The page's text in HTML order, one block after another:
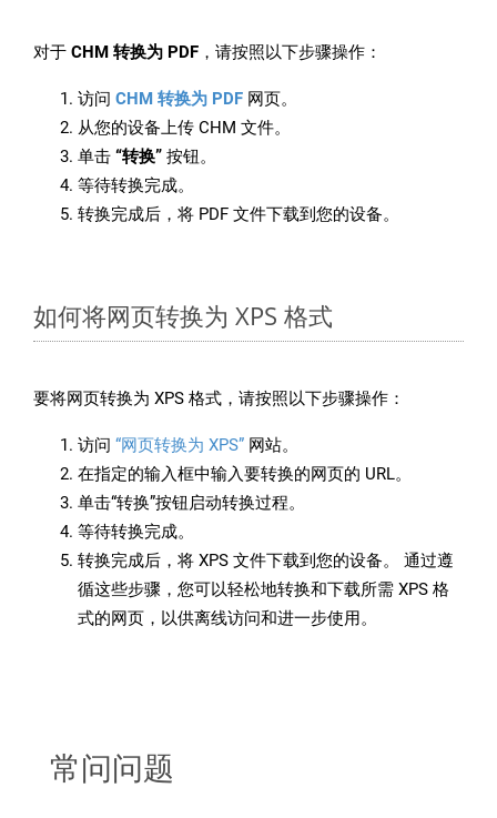
对于 CHM 转换为 PDF ，请按照以下步骤操作：
访问 CHM 转换为 PDF 网页。
从您的设备上传 CHM 文件。
单击 “转换” 按钮。
等待转换完成。
转换完成后，将 PDF 文件下载到您的设备。
如何将网页转换为 XPS 格式
要将网页转换为 XPS 格式，请按照以下步骤操作：
访问 “网页转换为 XPS” 网站。
在指定的输入框中输入要转换的网页的 URL。
单击“转换”按钮启动转换过程。
等待转换完成。
转换完成后，将 XPS 文件下载到您的设备。 通过遵
循这些步骤，您可以轻松地转换和下载所需 XPS 格
式的网页，以供离线访问和进一步使用。
常问问题